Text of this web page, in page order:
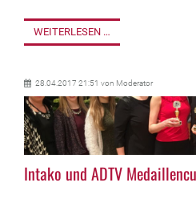
WEITERLESEN …
28.04.2017 21:51 von Moderator
Intako und ADTV